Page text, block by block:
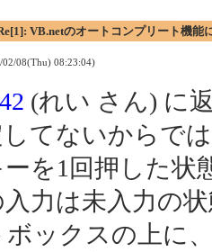
VB.netのオートコンプリート機能
08(Thu) 08:23:04)
(れい さん) に
してないからで
ーを1回押した
入力は未入力の
ボックスの上に